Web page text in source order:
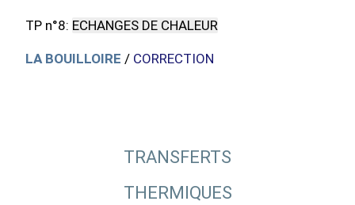
TP n°8: ECHANGES DE CHALEUR
LA BOUILLOIRE / CORRECTION
TRANSFERTS
THERMIQUES